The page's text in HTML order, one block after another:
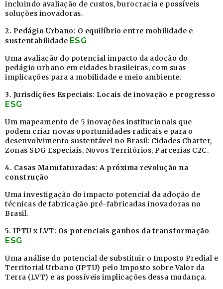
incluindo avaliação de custos, burocracia e possíveis
soluções inovadoras.
2. Pedágio Urbano: O equilíbrio entre mobilidade e
sustentabilidade ESG
Uma avaliação do potencial impacto da adoção do
pedágio urbano em cidades brasileiras, com suas
implicações para a mobilidade e meio ambiente.
3. Jurisdições Especiais: Locais de inovação e progresso
ESG
Um mapeamento de 5 inovações institucionais que
podem criar novas oportunidades radicais e para o
desenvolvimento sustentável no Brasil: Cidades Charter,
Zonas SDG Especiais, Novos Territórios, Parcerias C2C.
4. Casas Manufaturadas: A próxima revolução na
construção
Uma investigação do impacto potencial da adoção de
técnicas de fabricação pré-fabricadas inovadoras no
Brasil.
5. IPTU x LVT: Os potenciais ganhos da transformação
ESG
Uma análise do potencial de substituir o Imposto Predial e
Territorial Urbano (IPTU) pelo Imposto sobre Valor da
Terra (LVT) e as possíveis implicações dessa mudança.